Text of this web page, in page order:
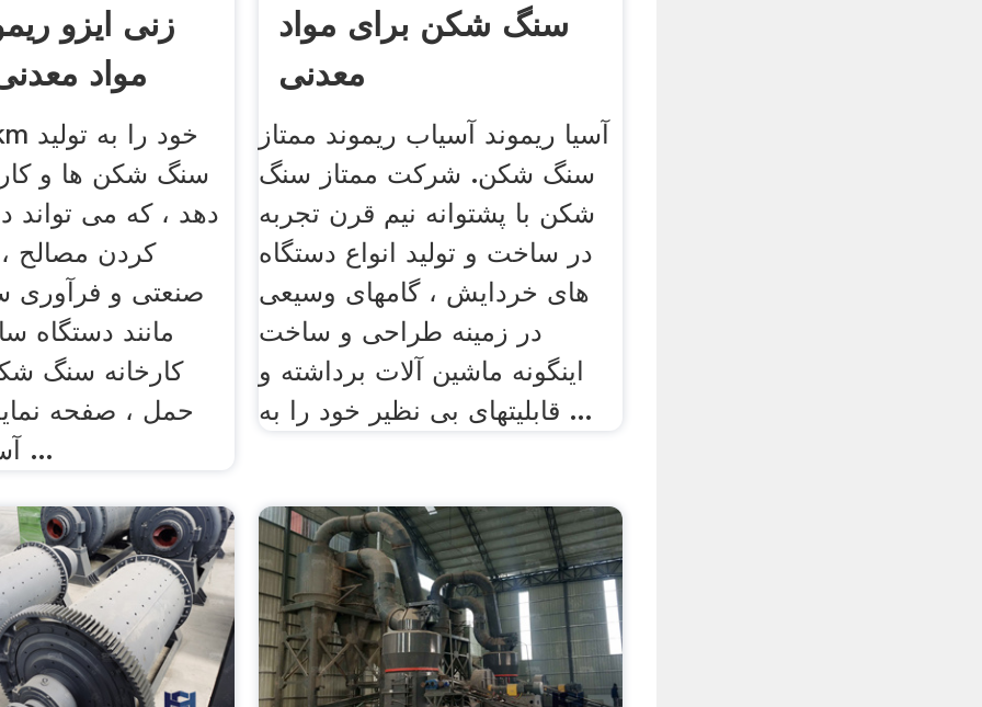
زنی ایزو
مواد
سنگ شکن ها و
دهد ، که می تواند
کردن مصالح
صنعتی و فرآوری
مانند دستگاه
کارخانه سنگ
حمل ، صفحه
آسیاب ریموند ...
سنگ شکن برای مواد
معدنی
آسیا ریموند آسیاب ریموند ممتاز
سنگ شکن. شرکت ممتاز سنگ
شکن با پشتوانه نیم قرن تجربه
در ساخت و تولید انواع دستگاه
های خردایش ، گامهای وسيعی
در زمينه طراحی و ساخت
اينگونه ماشين آلات برداشته و
قابليتهای بی نظير خود را به ...